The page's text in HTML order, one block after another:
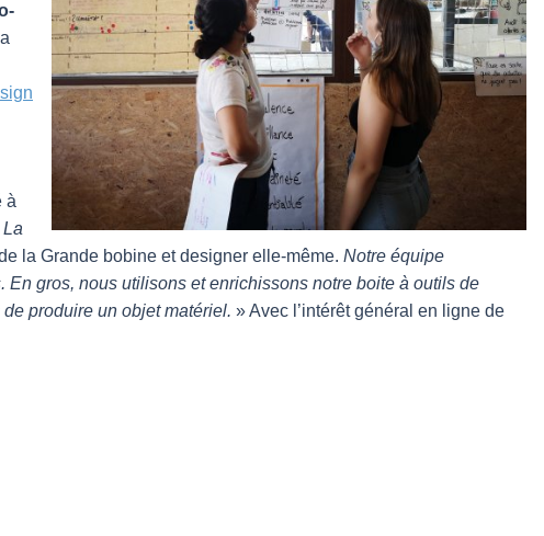
à
La
la Grande bobine et designer elle-même. Notre équipe
gros, nous utilisons et enrichissons notre boite à outils de
produire un objet matériel. » Avec l’intérêt général en ligne de